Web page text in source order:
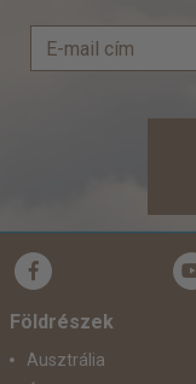
Földrészek
Ausztrália